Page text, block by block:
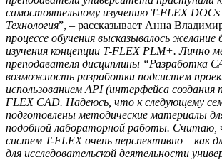
самостоятельному изучению T-FLEX
Технология”, – рассказывает Анна
процессе обучения высказывалось желание
изучения концепции T-FLEX PLM+. Лично
преподавателя дисциплины “Разработка
возможность разработки подсистем
использованием API (интерфейса создания
FLEX CAD. Надеюсь, что к следующему
подготовлены методические материалы
подобной лабораторной работы. Считаю,
систем T-FLEX очень перспективно – как
для исследовательской деятельности